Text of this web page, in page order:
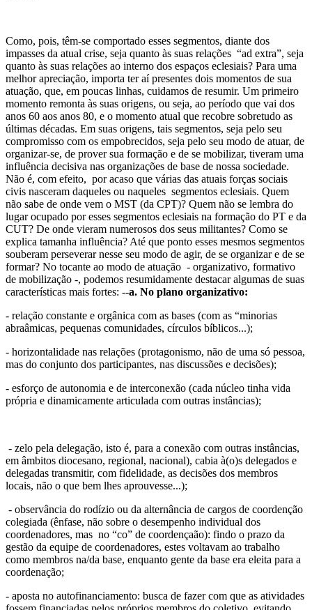
Como, pois, têm-se comportado esses segmentos, diante dos
impasses da atual crise, seja quanto às suas relações “ad extra”, seja
quanto às suas relações ao interno dos espaços eclesiais? Para uma
melhor apreciação, importa ter aí presentes dois momentos de sua
atuação, que, em poucas linhas, cuidamos de resumir. Um primeiro
momento remonta às suas origens, ou seja, ao período que vai dos
anos 60 aos anos 80, e o momento atual que recobre sobretudo as
últimas décadas. Em suas origens, tais segmentos, seja pelo seu
compromisso com os empobrecidos, seja pelo seu modo de atuar, de
organizar-se, de prover sua formação e de se mobilizar, tiveram uma
influência decisiva nas organizações de base de nossa sociedade.
Não é, com efeito, por acaso que várias das atuais forças sociais
civis nasceram daqueles ou naqueles segmentos eclesiais. Quem
não sabe de onde vem o MST (da CPT)? Quem não se lembra do
lugar ocupado por esses segmentos eclesiais na formação do PT e da
CUT? De onde vieram numerosos dos seus militantes? Como se
explica tamanha influência? Até que ponto esses mesmos segmentos
souberam perseverar nesse seu modo de agir, de se organizar e de se
formar? No tocante ao modo de atuação - organizativo, formativo
de mobilização -, podemos resumidamente destacar algumas de suas
características mais fortes: --a. No plano organizativo:
- relação constante e orgânica com as bases (com as “minorias
abraâmicas, pequenas comunidades, círculos bíblicos...);
- horizontalidade nas relações (protagonismo, não de uma só pessoa,
mas do conjunto dos participantes, nas discussões e decisões);
- esforço de autonomia e de interconexão (cada núcleo tinha vida
própria e dinamicamente articulada com outras instâncias);
- zelo pela delegação, isto é, para a conexão com outras instâncias,
em âmbitos diocesano, regional, nacional), cabia à(o)s delegados e
delegadas transmitir, com fidelidade, as decisões dos membros
locais, não o que bem lhes aprouvesse...);
- observância do rodízio ou da alternância de cargos de coordenção
colegiada (ênfase, não sobre o desempenho individual dos
coordenadores, mas no “co” de coordençaão): findo o prazo da
gestão da equipe de coordenadores, estes voltavam ao trabalho
como membros na/da base, enquanto gente da base era eleita para a
coordenação;
- aposta no autofinanciamento: busca de fazer com que as atividades